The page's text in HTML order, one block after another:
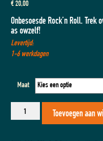
€20,00
Onbesoesde Rock’n Roll. Trek
as owzelf!
Levertijd:
1-6 werkdagen
Maat
Rompertje
Toevoegen aan